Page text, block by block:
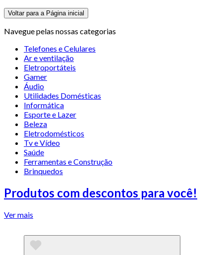
Voltar para a Página inicial
Navegue pelas nossas categorias
Telefones e Celulares
Ar e ventilação
Eletroportáteis
Gamer
Áudio
Utilidades Domésticas
Informática
Esporte e Lazer
Beleza
Eletrodomésticos
Tv e Vídeo
Saúde
Ferramentas e Construção
Brinquedos
Produtos com descontos para você!
Ver mais